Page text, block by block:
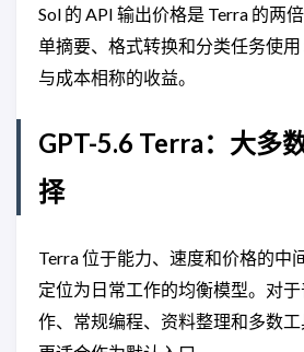
Sol 的 API 输出价格是 Terra 的两
单摘要、格式转换和分类任务使
与成本相称的收益。
GPT-5.6 Terra：大多
择
Terra 位于能力、速度和价格的中
定位为日常工作的均衡模型。对
作、常规编程、资料整理和多数